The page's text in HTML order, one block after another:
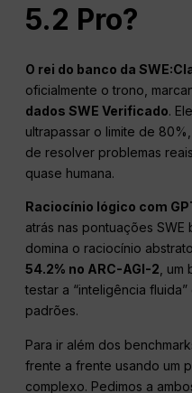
5.2 Pro?
O rei do banco da SWE:
oficialmente o trono,
dados SWE Verificado.
ultrapassar o limite de
de resolver problemas
quase humana.
Raciocínio lógico com
atrás nas pontuações SWE
domina o raciocínio
54.2% no ARC-AGI-2 ,
testar a “inteligência
padrões.
Para ir além dos
frente a frente usando um
complexo. Pedimos a